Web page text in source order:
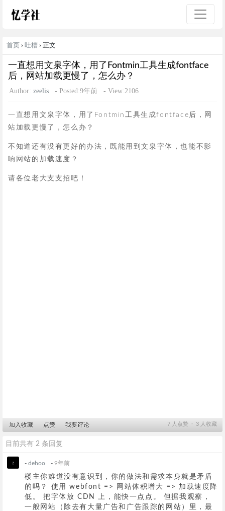
首页 › 吐槽 › 正文
一直想用文泉字体，用了Fontmin工具生成fontface
后，网站加载更慢了，怎么办？
Author: zeelis - Posted:9年前 - View:2106
一直想用文泉字体，用了Fontmin工具生成fontface后，网
站加载更慢了，怎么办？
不知道还有没有更好的办法，既能用到文泉字体，也能不影
响网站的加载速度？
请各位老大支支招吧！
7 人点赞 ∙ 3 人收藏
加入收藏 点赞 我要评论
目前共有 2 条回复
-dehoo -9年前
楼主你难道没有意识到，你的做法和需求本身就是矛盾
的吗？ 使用 webfont => 网站体积增大 => 加载速度降
低。 把字体放 CDN 上，能快一点点。 但据我观察，
一般网站（除去有大量广告和广告跟踪的网站）里，最